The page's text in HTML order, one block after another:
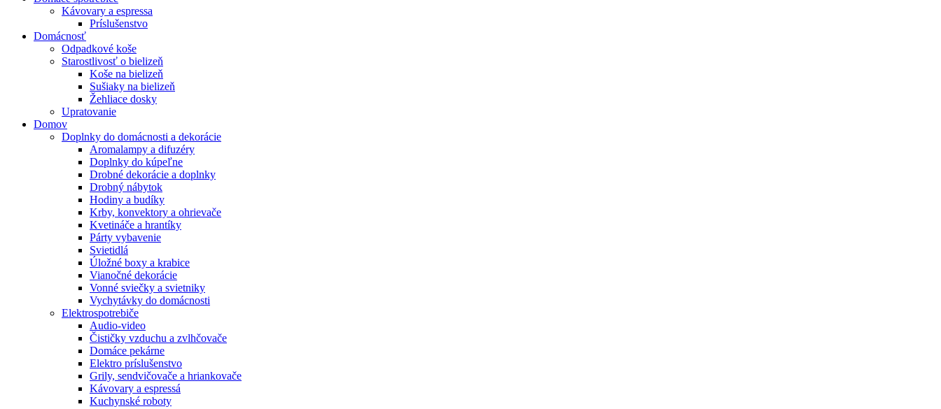
Kávovary a espressa
Príslušenstvo
Domácnosť
Odpadkové koše
Starostlivosť o bielizeň
Koše na bielizeň
Sušiaky na bielizeň
Žehliace dosky
Upratovanie
Domov
Doplnky do domácnosti a dekorácie
Aromalampy a difuzéry
Doplnky do kúpeľne
Drobné dekorácie a doplnky
Drobný nábytok
Hodiny a budíky
Krby, konvektory a ohrievače
Kvetináče a hrantíky
Párty vybavenie
Svietidlá
Úložné boxy a krabice
Vianočné dekorácie
Vonné sviečky a svietniky
Vychytávky do domácnosti
Elektrospotrebiče
Audio-video
Čističky vzduchu a zvlhčovače
Domáce pekárne
Elektro príslušenstvo
Grily, sendvičovače a hriankovače
Kávovary a espressá
Kuchynské roboty